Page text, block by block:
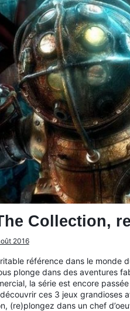
Collection,
2016
référence dans le monde
plonge dans des aventures
la série est encore
découvrir ces 3 jeux grandioses
(re)plongez dans un chef